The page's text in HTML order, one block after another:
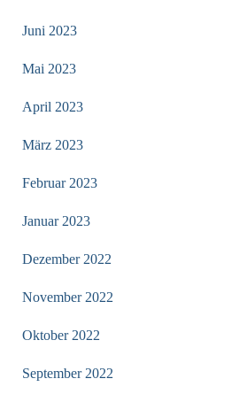
Juni 2023
Mai 2023
April 2023
März 2023
Februar 2023
Januar 2023
Dezember 2022
November 2022
Oktober 2022
September 2022